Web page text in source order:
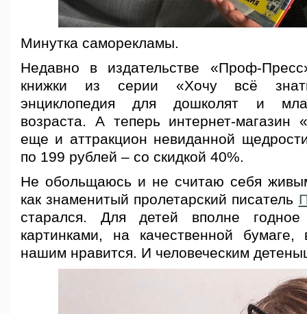
Минутка саморекламы.
Недавно в издательстве «Проф-
книжки из серии «Хочу всё
энциклопедия для дошколят и
возраста. А теперь интернет-магазин
еще и аттракцион невиданной
по 199 рублей – со скидкой 40%.
Не обольщаюсь и не считаю себя
как знаменитый пролетарский писатель
старался. Для детей вполне
картинками, на качественной бумаге,
нашим нравится. И человеческим